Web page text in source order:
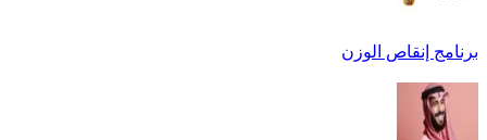
برنامج إنقاص الوزن